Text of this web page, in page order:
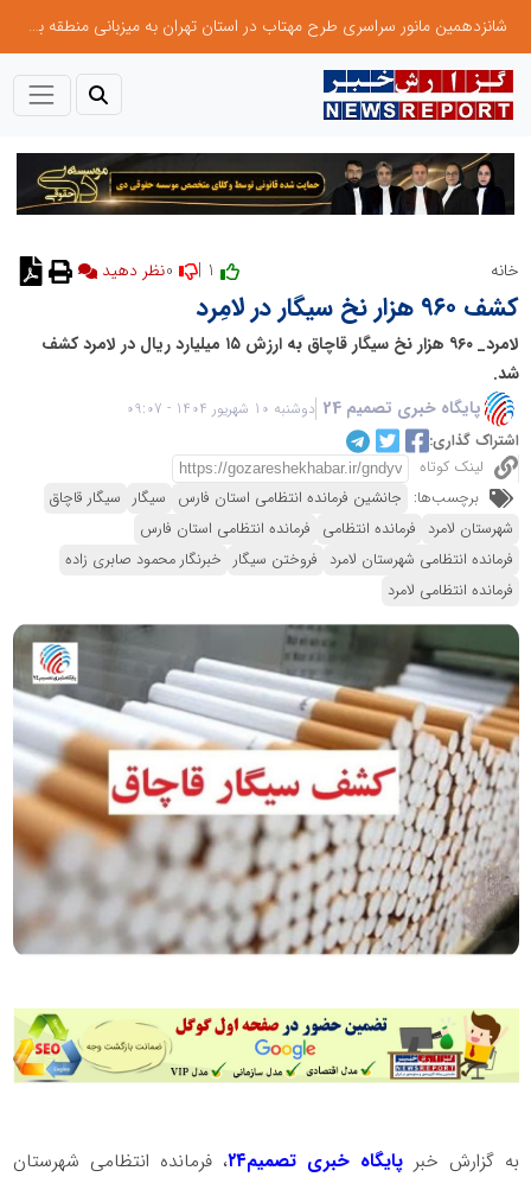
شانزدهمین مانور سراسری طرح مهتاب در استان تهران به میزبانی منطقه برق لواسان
خانه نظر دهید
کشف ۹۶۰ هزار نخ سیگار در لامِرد
لامرد_ ۹۶۰ هزار نخ سیگار قاچاق به ارزش ۱۵ میلیارد ریال در لامرد کشف
شد.
پایگاه خبری تصمیم 24
دوشنبه 10 شهریور 1404 - 09:07
اشتراک گذاری:
لینک کوتاه
برچسب‌ها: جانشین فرمانده انتظامی استان فارس سیگار سیگار قاچاق
شهرستان لامرد فرمانده انتظامی فرمانده انتظامی استان فارس
فرمانده انتظامی شهرستان لامرد فروختن سیگار خبرنگار محمود صابری زاده
فرمانده انتظامی لامرد
به گزارش خبرپایگاه خبری تصمیم۲۴
، فرمانده انتظامی شهرستان